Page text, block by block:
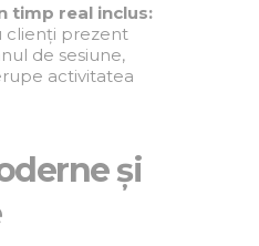
timp real inclus:
clienți prezent
de sesiune,
activitatea
și